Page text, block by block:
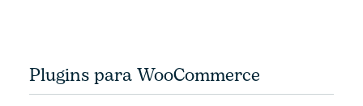
Plugins para WooCommerce